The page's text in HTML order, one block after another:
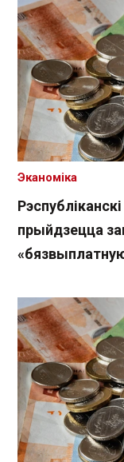
прыйдзецца
Эканоміка